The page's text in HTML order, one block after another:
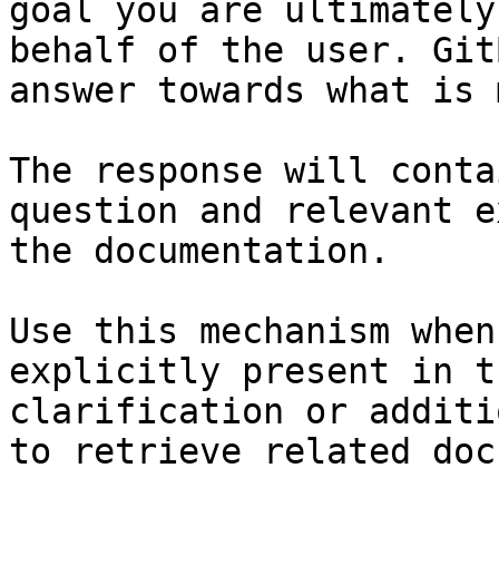
goal you are
behalf of the user.
answer towards what
The response will
question and relevant
the documentation.
Use this mechanism
explicitly present in
clarification or